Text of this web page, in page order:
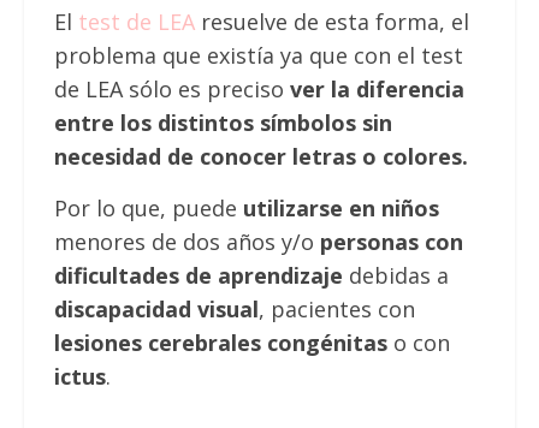
El test de LEAresuelve de esta forma, el
problema que existía ya que con el test
de LEA sólo es preciso ver la diferencia
entre los distintos símbolos sin
necesidad de conocer letras o colores.
Por lo que, puede utilizarse en niños
menores de dos años y/o personas con
dificultades de aprendizaje debidas a
discapacidad visual, pacientes con
lesiones cerebrales congénitaso con
ictus.